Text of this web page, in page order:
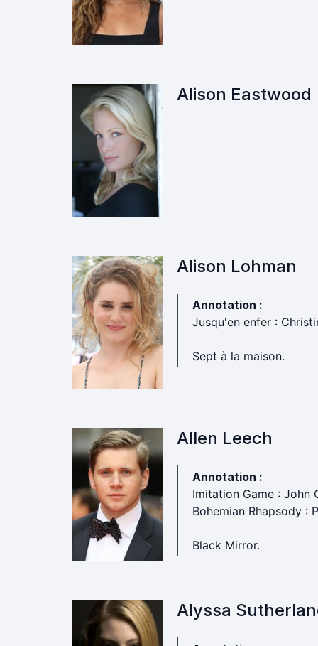
Alison Eastwood
Alison Lohman
Annotation :
Jusqu'en enfer :
Sept à la maison.
Allen Leech
Annotation :
Imitation Game : John
Bohemian Rhapsody :
Black Mirror.
Alyssa